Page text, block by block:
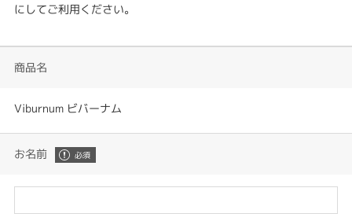
にしてご利用ください。
商品名
Viburnum ビバーナム
お名前